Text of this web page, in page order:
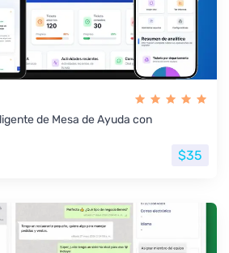
de Mesa de Ayuda con
$35